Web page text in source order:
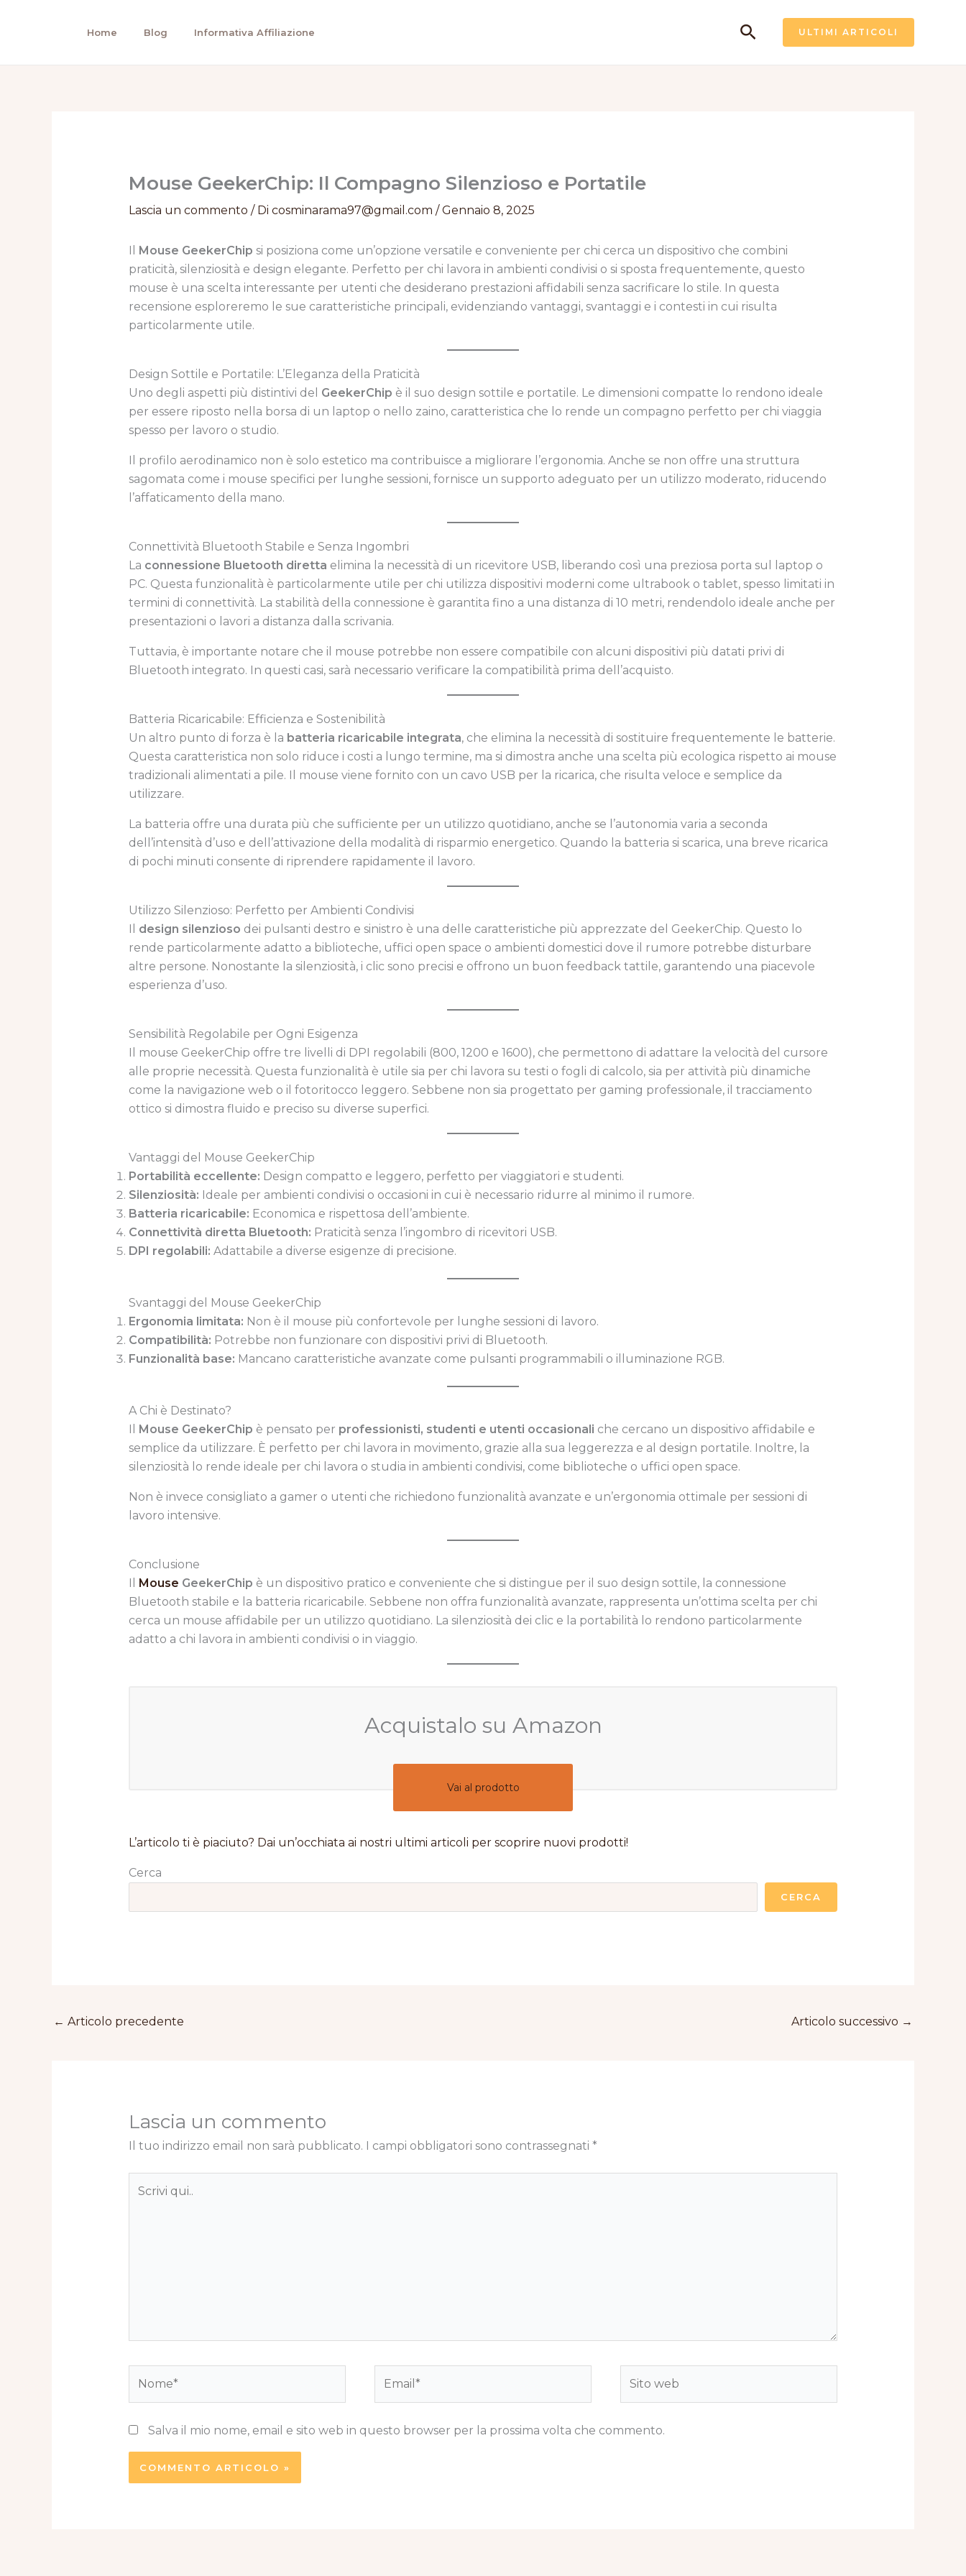
Home Blog Informativa Affiliazione Cerca ULTIMI ARTICOLI
Mouse GeekerChip: Il Compagno Silenzioso e Portatile
Lascia un commento / Di cosminarama97@gmail.com /Gennaio 8, 2025
Mouse GeekerChip si posiziona come un’opzione versatile e conveniente per chi cerca un dispositivo che combini
praticità, silenziosità e design elegante. Perfetto per chi lavora in ambienti condivisi o si sposta frequentemente, questo
mouse è una scelta interessante per utenti che desiderano prestazioni affidabili senza sacrificare lo stile. In questa
recensione esploreremo le sue caratteristiche principali, evidenziando vantaggi, svantaggi e i contesti in cui risulta
particolarmente utile.
Design Sottile e Portatile: L’Eleganza della Praticità
Uno degli aspetti più distintivi del GeekerChip è il suo design sottile e portatile. Le dimensioni compatte lo rendono ideale
per essere riposto nella borsa di un laptop o nello zaino, caratteristica che lo rende un compagno perfetto per chi viaggia
spesso per lavoro o studio.
Il profilo aerodinamico non è solo estetico ma contribuisce a migliorare l’ergonomia. Anche se non offre una struttura
sagomata come i mouse specifici per lunghe sessioni, fornisce un supporto adeguato per un utilizzo moderato, riducendo
l’affaticamento della mano.
Connettività Bluetooth Stabile e Senza Ingombri
La connessione Bluetooth diretta elimina la necessità di un ricevitore USB, liberando così una preziosa porta sul laptop o
PC. Questa funzionalità è particolarmente utile per chi utilizza dispositivi moderni come ultrabook o tablet, spesso limitati in
termini di connettività. La stabilità della connessione è garantita fino a una distanza di 10 metri, rendendolo ideale anche per
presentazioni o lavori a distanza dalla scrivania.
Tuttavia, è importante notare che il mouse potrebbe non essere compatibile con alcuni dispositivi più datati privi di
Bluetooth integrato. In questi casi, sarà necessario verificare la compatibilità prima dell’acquisto.
Batteria Ricaricabile: Efficienza e Sostenibilità
Un altro punto di forza è la batteria ricaricabile integrata, che elimina la necessità di sostituire frequentemente le batterie.
Questa caratteristica non solo riduce i costi a lungo termine, ma si dimostra anche una scelta più ecologica rispetto ai mouse
tradizionali alimentati a pile. Il mouse viene fornito con un cavo USB per la ricarica, che risulta veloce e semplice da
utilizzare.
La batteria offre una durata più che sufficiente per un utilizzo quotidiano, anche se l’autonomia varia a seconda
dell’intensità d’uso e dell’attivazione della modalità di risparmio energetico. Quando la batteria si scarica, una breve ricarica
di pochi minuti consente di riprendere rapidamente il lavoro.
Utilizzo Silenzioso: Perfetto per Ambienti Condivisi
design silenzioso dei pulsanti destro e sinistro è una delle caratteristiche più apprezzate del GeekerChip. Questo lo
rende particolarmente adatto a biblioteche, uffici open space o ambienti domestici dove il rumore potrebbe disturbare
altre persone. Nonostante la silenziosità, i clic sono precisi e offrono un buon feedback tattile, garantendo una piacevole
esperienza d’uso.
Sensibilità Regolabile per Ogni Esigenza
Il mouse GeekerChip offre tre livelli di DPI regolabili (800, 1200 e 1600), che permettono di adattare la velocità del cursore
alle proprie necessità. Questa funzionalità è utile sia per chi lavora su testi o fogli di calcolo, sia per attività più dinamiche
come la navigazione web o il fotoritocco leggero. Sebbene non sia progettato per gaming professionale, il tracciamento
ottico si dimostra fluido e preciso su diverse superfici.
Vantaggi del Mouse GeekerChip
Portabilità eccellente: Design compatto e leggero, perfetto per viaggiatori e studenti.
Silenziosità: Ideale per ambienti condivisi o occasioni in cui è necessario ridurre al minimo il rumore.
Batteria ricaricabile: Economica e rispettosa dell’ambiente.
Connettività diretta Bluetooth: Praticità senza l’ingombro di ricevitori USB.
DPI regolabili: Adattabile a diverse esigenze di precisione.
Svantaggi del Mouse GeekerChip
Ergonomia limitata: Non è il mouse più confortevole per lunghe sessioni di lavoro.
Compatibilità: Potrebbe non funzionare con dispositivi privi di Bluetooth.
Funzionalità base: Mancano caratteristiche avanzate come pulsanti programmabili o illuminazione RGB.
A Chi è Destinato?
Mouse GeekerChip è pensato per professionisti, studenti e utenti occasionali che cercano un dispositivo affidabile e
semplice da utilizzare. È perfetto per chi lavora in movimento, grazie alla sua leggerezza e al design portatile. Inoltre, la
silenziosità lo rende ideale per chi lavora o studia in ambienti condivisi, come biblioteche o uffici open space.
Non è invece consigliato a gamer o utenti che richiedono funzionalità avanzate e un’ergonomia ottimale per sessioni di
lavoro intensive.
Conclusione
Mouse GeekerChip è un dispositivo pratico e conveniente che si distingue per il suo design sottile, la connessione
Bluetooth stabile e la batteria ricaricabile. Sebbene non offra funzionalità avanzate, rappresenta un’ottima scelta per chi
cerca un mouse affidabile per un utilizzo quotidiano. La silenziosità dei clic e la portabilità lo rendono particolarmente
adatto a chi lavora in ambienti condivisi o in viaggio.
Acquistalo su Amazon
Vai al prodotto
L’articolo ti è piaciuto? Dai un’occhiata ai nostri ultimi articoli per scoprire nuovi prodotti!
Cerca
CERCA
← Articolo precedente Articolo successivo →
Lascia un commento
Il tuo indirizzo email non sarà pubblicato. I campi obbligatori sono contrassegnati *
Salva il mio nome, email e sito web in questo browser per la prossima volta che commento.